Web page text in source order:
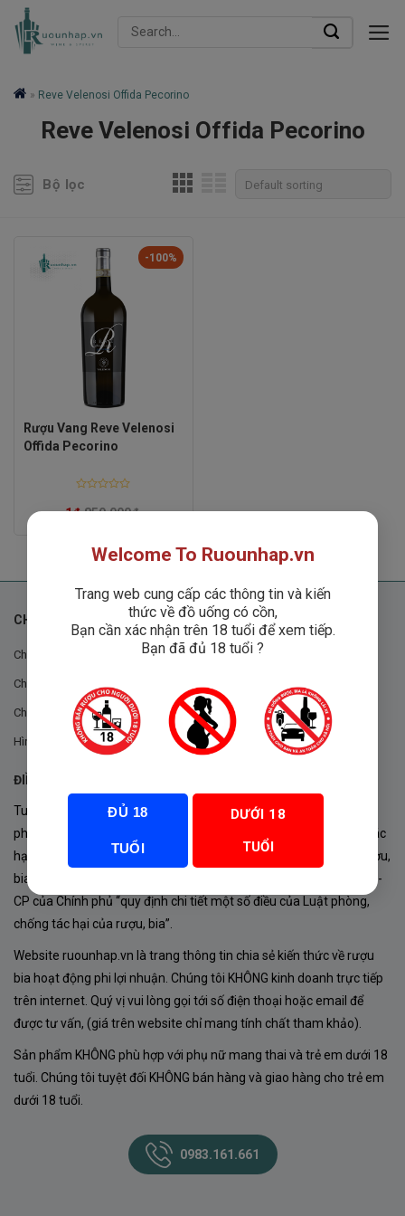
Skip
Search
» Reve Velenosi Offida Pecorino
Reve Velenosi Offida Pecorino
Bộ lọc
-100%
Rượu Vang Reve Velenosi
Offida Pecorino
0850,000₫
1₫
CHÍNH SÁCH
Chính sách chung
Chính sách đổi trả
Chính sách mua hàng
Hình thức thanh toán
ĐIỀU KHOẢN VÀ CHÍNH SÁCH
Tuân thủ Nghị định 105/2017/NĐ-CP ngày 14/9/2017 của Chính
phủ về sản xuất, kinh doanh rượu. Tuân thủ Luật “phòng chống tác
hại của rượu, bia” số 44/2019/QH14-Điều 16 về “điều kiện bán rượu,
bia theo hình thức thương mại điện tử”; Nghị định số 24/2020/NĐ-
CP của Chính phủ “quy định chi tiết một số điều của Luật phòng,
chống tác hại của rượu, bia”.
Website ruounhap.vn là trang thông tin chia sẻ kiến thức về rượu
bia hoạt động phi lợi nhuận. Chúng tôi KHÔNG kinh doanh trực tiếp
trên internet. Quý vị vui lòng gọi tới số điện thoại hoặc email để
được tư vấn, (giá trên website chỉ mang tính chất tham khảo).
Sản phẩm KHÔNG phù hợp với phụ nữ mang thai và trẻ em dưới 18
tuổi. Chúng tôi tuyệt đối KHÔNG bán hàng và giao hàng cho trẻ em
dưới 18 tuổi.
0983.161.661
Welcome To Ruounhap.vn
Trang web cung cấp các thông tin và kiến
thức về đồ uống có cồn,
Bạn cần xác nhận trên 18 tuổi để xem tiếp.
Bạn đã đủ 18 tuổi ?
ĐỦ 18
TUỔI
DƯỚI 18
TUỔI